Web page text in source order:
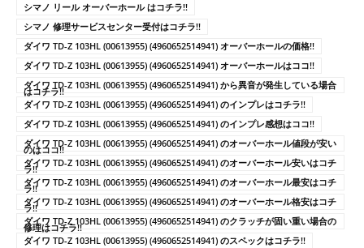
シマノ リール オーバーホール はコチラ!!
シマノ 修理サービスセンター受付はコチラ!!
ダイワ TD-Z 103HL (00613955) (4960652514941) オーバーホールの価格!!
ダイワ TD-Z 103HL (00613955) (4960652514941) オーバーホールはココ!!
ダイワ TD-Z 103HL (00613955) (4960652514941) から異音が発生している場合
はコチラ!!
ダイワ TD-Z 103HL (00613955) (4960652514941) のインプレはコチラ!!
ダイワ TD-Z 103HL (00613955) (4960652514941) のインプレ感想はココ!!
ダイワ TD-Z 103HL (00613955) (4960652514941) のオーバーホール値段が安い
のはココ!!
ダイワ TD-Z 103HL (00613955) (4960652514941) のオーバーホール安いはコチ
ラ!!
ダイワ TD-Z 103HL (00613955) (4960652514941) のオーバーホール最安はコチ
ラ!!
ダイワ TD-Z 103HL (00613955) (4960652514941) のオーバーホール格安はコチ
ラ!!
ダイワ TD-Z 103HL (00613955) (4960652514941) のクラッチが固い重い場合の
修理はコチラ!!
ダイワ TD-Z 103HL (00613955) (4960652514941) のスペックはコチラ!!